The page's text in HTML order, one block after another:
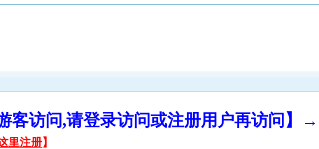
客访问,请登录访问或注册用户再访问】→
里注册】